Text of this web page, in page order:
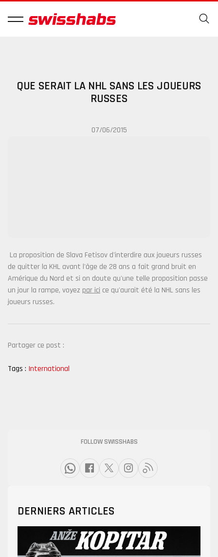
QUE SERAIT LA NHL SANS LES JOUEURS
RUSSES
07/06/2015
La proposition de Slava Fetisov d'interdire aux joueurs russes
de quitter la KHL avant l'âge de 28 ans a fait grand bruit en
Amérique du Nord et si on doute qu'une telle proposition passe
un jour la rampe, voyez par ici ce qu'aurait été la NHL sans les
joueurs russes.
Partager ce post :
Tags : International
FOLLOW SWISSHABS
DERNIERS ARTICLES